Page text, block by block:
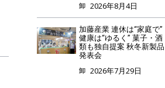
卸 2026年8月4日
加藤産業 連休は“家庭で”
健康は“ゆるく” 菓子・酒
類も独自提案 秋冬新製品
発表会
卸 2026年7月29日